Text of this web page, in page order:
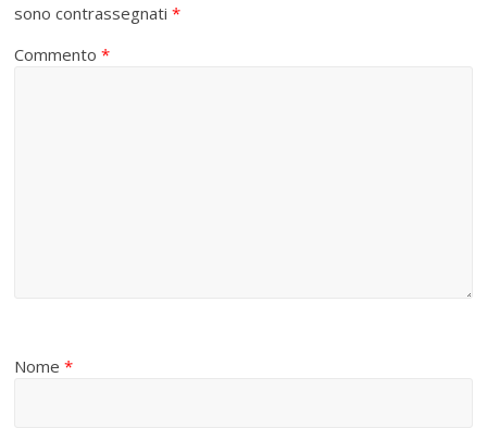
sono contrassegnati*
Commento*
Nome*